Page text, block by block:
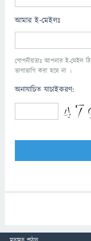
আমার ই-মেইলঃ
গোপনীয়তাঃ আপনার ই-মেইল
ভাগাভাগি করা হবে না ।
অনাযাচিত যাচাইকরণ: